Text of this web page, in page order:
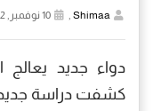
Shimaa
,
دواء جديد
كشفت دراسة جديدة